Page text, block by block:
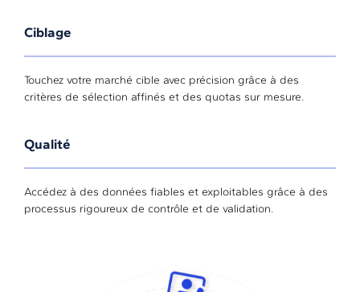
Ciblage
Touchez votre marché cible avec précision grâce à des
critères de sélection affinés et des quotas sur mesure.
Qualité
Accédez à des données fiables et exploitables grâce à des
processus rigoureux de contrôle et de validation.